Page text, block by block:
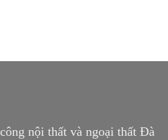
nội thất và ngoại thất Đà